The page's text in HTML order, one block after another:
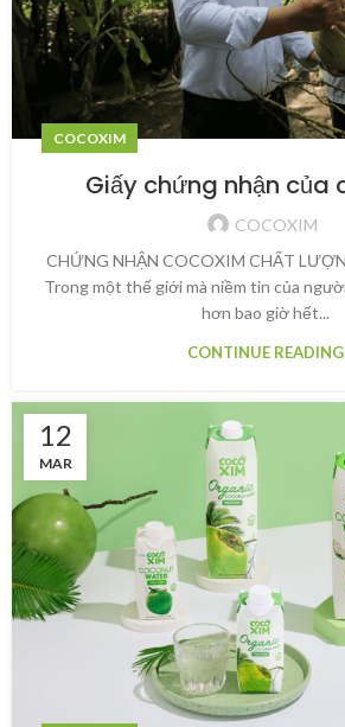
COCOXIM
Giấy chứng nhận của
COCOXIM
CHỨNG NHẬN COCOXIM CHẤT
Trong một thế giới mà niềm tin của
hơn bao giờ hết...
CONTINUE READING
12
MAR